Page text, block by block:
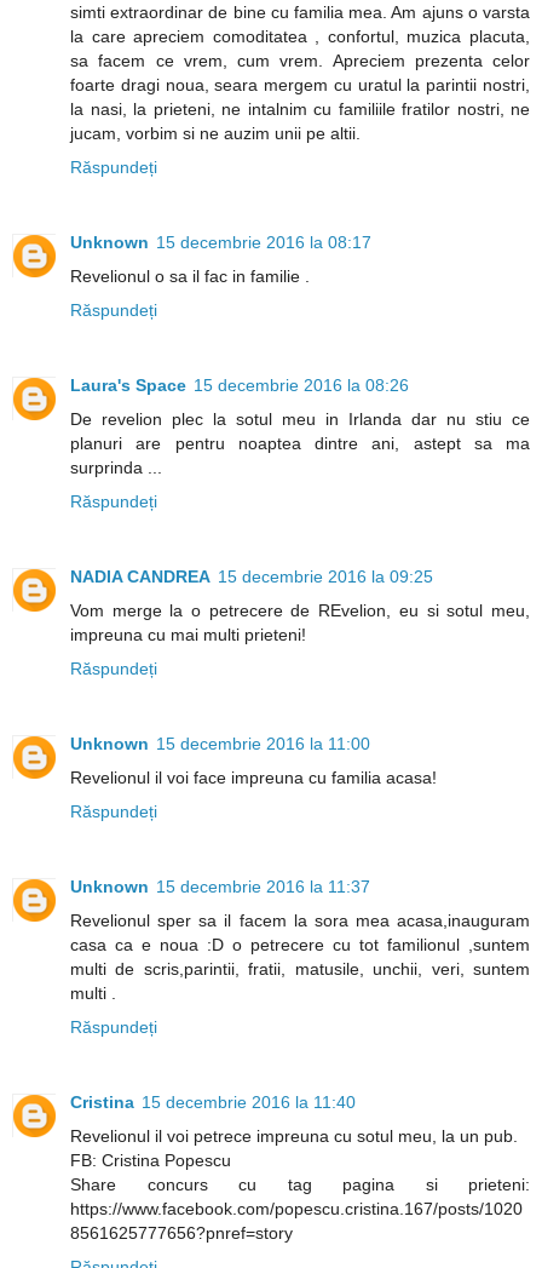
simti extraordinar de bine cu familia mea. Am ajuns o varsta
la care apreciem comoditatea , confortul, muzica placuta,
sa facem ce vrem, cum vrem. Apreciem prezenta celor
foarte dragi noua, seara mergem cu uratul la parintii nostri,
la nasi, la prieteni, ne intalnim cu familiile fratilor nostri, ne
jucam, vorbim si ne auzim unii pe altii.
Răspundeți
Unknown 15 decembrie 2016 la 08:17
Revelionul o sa il fac in familie .
Răspundeți
Laura's Space 15 decembrie 2016 la 08:26
De revelion plec la sotul meu in Irlanda dar nu stiu ce
planuri are pentru noaptea dintre ani, astept sa ma
surprinda ...
Răspundeți
NADIA CANDREA 15 decembrie 2016 la 09:25
Vom merge la o petrecere de REvelion, eu si sotul meu,
impreuna cu mai multi prieteni!
Răspundeți
Unknown 15 decembrie 2016 la 11:00
Revelionul il voi face impreuna cu familia acasa!
Răspundeți
Unknown 15 decembrie 2016 la 11:37
Revelionul sper sa il facem la sora mea acasa,inauguram
casa ca e noua :D o petrecere cu tot familionul ,suntem
multi de scris,parintii, fratii, matusile, unchii, veri, suntem
multi .
Răspundeți
Cristina 15 decembrie 2016 la 11:40
Revelionul il voi petrece impreuna cu sotul meu, la un pub.
FB: Cristina Popescu
Share concurs cu tag pagina si prieteni:
https://www.facebook.com/popescu.cristina.167/posts/1020
8561625777656?pnref=story